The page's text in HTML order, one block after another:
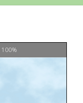
WIDGETS
100%